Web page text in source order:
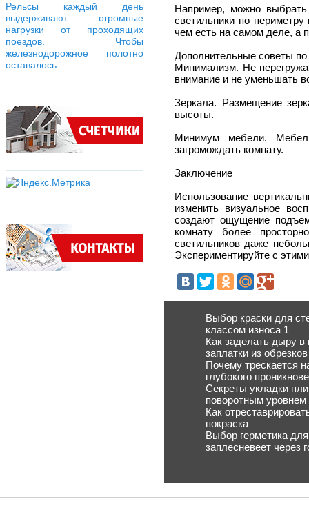
Рельсы каждый день
выдерживают огромные
нагрузки от проходящих
поездов. Чтобы
железнодорожное полотно
оставалось...
Например, можно
светильники по
чем есть на самом деле, а
Дополнительные советы по
Минимализм. Не
внимание и не уменьшать
Зеркала. Размещение
высоты.
Минимум мебели.
загромождать комнату.
Заключение
Использование
изменить визуальное
создают ощущение
комнату более
светильников даже
Экспериментируйте с
Выбор краски для
классом износа 1
Как заделать дыру в
заплатки из обрезков
Почему трескается
глубокого
Секреты укладки
поворотным уровнем
Как
покраска
Выбор герметика
заплесневеет через